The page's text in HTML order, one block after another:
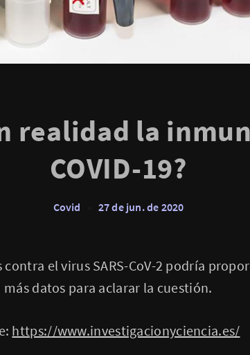
realidad la
COVID-19?
Covid 27 de jun. de 2020
el virus SARS-CoV-2 podría
datos para aclarar la cuestión.
https://www.investigacionyciencia.es/